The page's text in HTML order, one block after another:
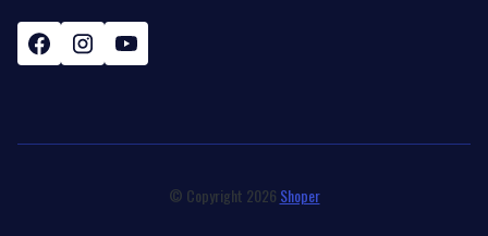
© Copyright 2026 Shoper